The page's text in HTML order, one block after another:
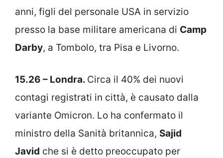
anni, figli del personale USA in servizio
presso la base militare americana di Camp
Darby, a Tombolo, tra Pisa e Livorno.
15.26 – Londra. Circa il 40% dei nuovi
contagi registrati in città, è causato dalla
variante Omicron. Lo ha confermato il
ministro della Sanità britannica, Sajid
Javid che si è detto preoccupato per